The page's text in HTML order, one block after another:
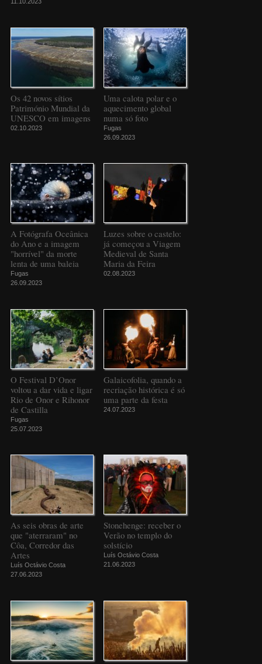
Os 42 novos sítios
Património Mundial da
UNESCO em imagens
02.10.2023
Uma calota polar e o
aquecimento global
numa só foto
Fugas
26.09.2023
A Fotógrafa Oceânica
do Ano e a imagem
"horrível" da morte
lenta de uma baleia
Fugas
26.09.2023
Luzes sobre o castelo:
já começou a Viagem
Medieval de Santa
Maria da Feira
02.08.2023
O Festival D’Onor
voltou a dar vida e ligar
Rio de Onor e Rihonor
de Castilla
Fugas
25.07.2023
Galaicofolia, quando a
recriação histórica é só
uma parte da festa
24.07.2023
As seis obras de arte
que "aterraram" no
Côa, Corredor das
Artes
Luís Octávio Costa
27.06.2023
Stonehenge: receber o
Verão no templo do
solstício
Luís Octávio Costa
21.06.2023